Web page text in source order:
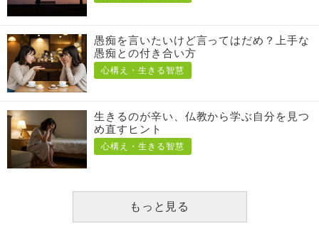
愚痴を言いたいけど言ってはだめ？上手な
愚痴との付き合い方
心構え・生きる智慧
生きるのが辛い、仏教から学ぶ自分を見つ
め直すヒント
心構え・生きる智慧
もっと見る